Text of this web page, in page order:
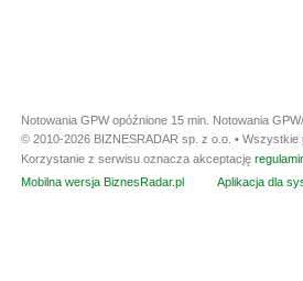
Notowania GPW opóźnione 15 min. Notowania
© 2010-2026 BIZNESRADAR sp. z o.o. •
Korzystanie z serwisu oznacza akceptację
Mobilna wersja BiznesRadar.pl
Aplikacja dla